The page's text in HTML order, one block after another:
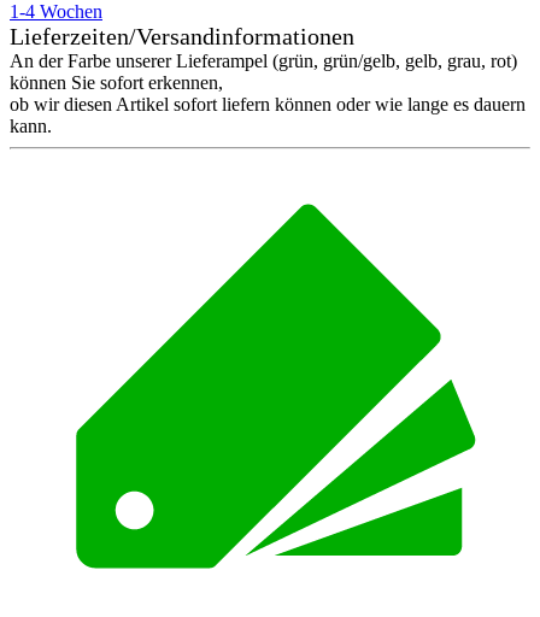
1-4 Wochen
Lieferzeiten/Versandinformationen
An der Farbe unserer Lieferampel (grün, grün/gelb, gelb, grau, rot)
können Sie sofort erkennen,
ob wir diesen Artikel sofort liefern können oder wie lange es dauern
kann.